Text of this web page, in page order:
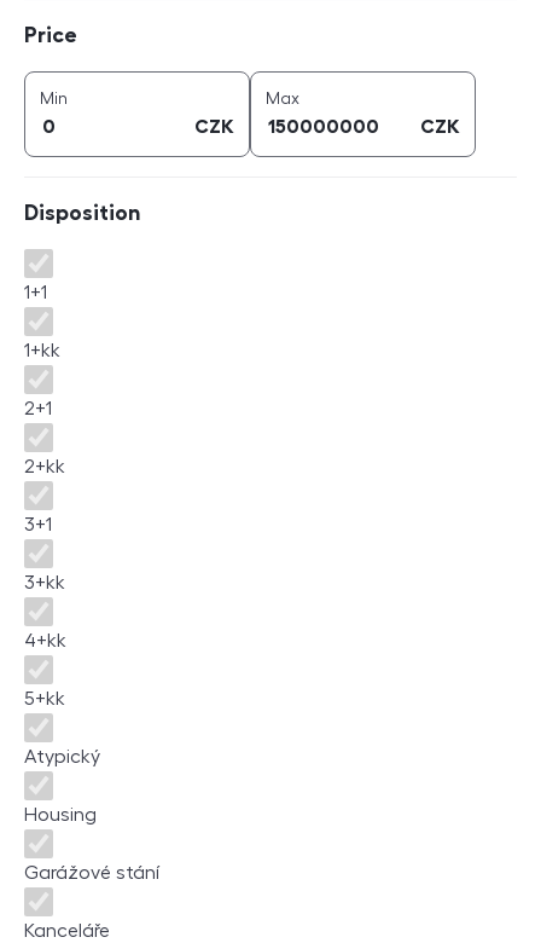
Price
Min
CZK
Maxprice (
CZK
Disposition
Disposition
1+1
1+kk
2+1
2+kk
3+1
3+kk
4+kk
5+kk
Atypický
Housing
Garážové stání
Kanceláře